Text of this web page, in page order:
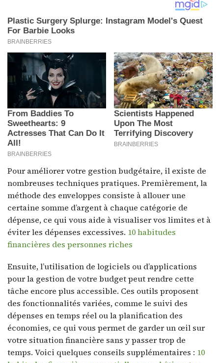
Pour améliorer votre gestion budgétaire, il existe de
nombreuses techniques pratiques. Premièrement, la
méthode des enveloppes consiste à allouer une
certaine somme d’argent à chaque catégorie de
dépense, ce qui vous aide à visualiser vos limites et à
éviter les dépenses excessives. 10 habitudes
financières des personnes riches
Ensuite, l’utilisation de logiciels ou d’applications
pour la gestion de votre budget peut rendre cette
tâche encore plus accessible. Ces outils proposent
des fonctionnalités variées, comme le suivi des
dépenses en temps réel ou la planification des
économies, ce qui vous permet de garder un œil sur
votre situation financière sans y passer trop de
temps. Voici quelques conseils supplémentaires : 10